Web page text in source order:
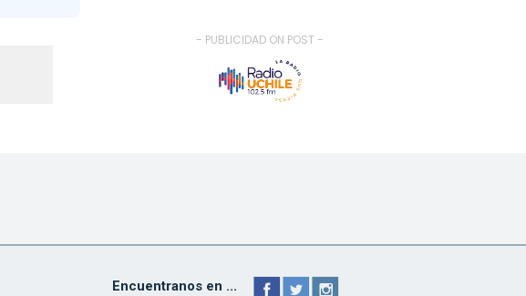
- PUBLICIDAD ON POST -
Encuentranos en ...